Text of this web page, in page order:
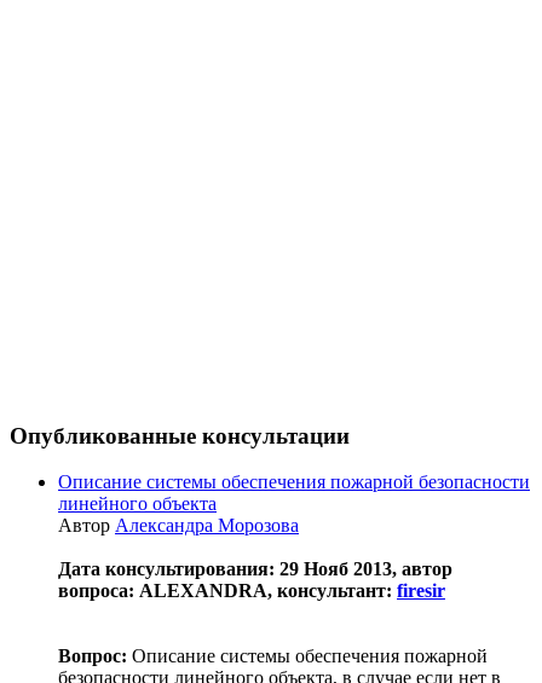
Опубликованные консультации
Описание системы обеспечения пожарной безопасности
линейного объекта
Автор Александра Морозова
Дата консультирования: 29 Нояб 2013, автор
вопроса: ALEXANDRA, консультант: firesir
Вопрос: Описание системы обеспечения пожарной
безопасности линейного объекта, в случае если нет в